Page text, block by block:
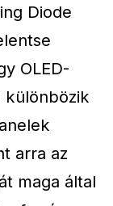
Diode
OLED-
különbözik
arra az
maga által